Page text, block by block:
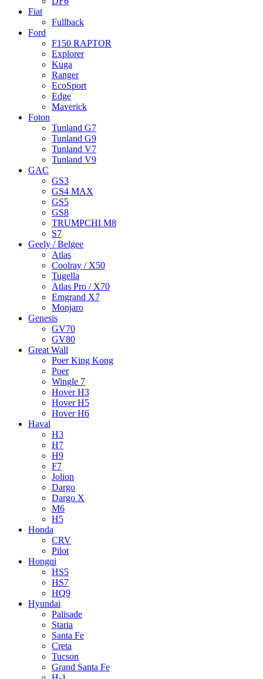
Fiat
Fullback
Ford
F150 RAPTOR
Explorer
Kuga
Ranger
EcoSport
Edge
Maverick
Foton
Tunland G7
Tunland G9
Tunland V7
Tunland V9
GAC
GS3
GS4 MAX
GS5
GS8
TRUMPCHI M8
S7
Geely / Belgee
Atlas
Coolray / X50
Tugella
Atlas Pro / X70
Emgrand X7
Monjaro
Genesis
GV70
GV80
Great Wall
Poer King Kong
Poer
Wingle 7
Hover H3
Hover H5
Hover H6
Haval
H3
H7
H9
F7
Jolion
Dargo
Dargo X
M6
H5
Honda
CRV
Pilot
Hongqi
HS5
HS7
HQ9
Hyundai
Palisade
Staria
Santa Fe
Creta
Tucson
Grand Santa Fe